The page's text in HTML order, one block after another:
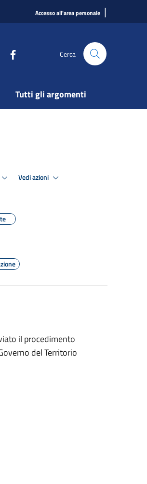
Accesso all'area personale |
Cerca
Tutti gli argomenti
Vedi azioni
il procedimento
del Territorio